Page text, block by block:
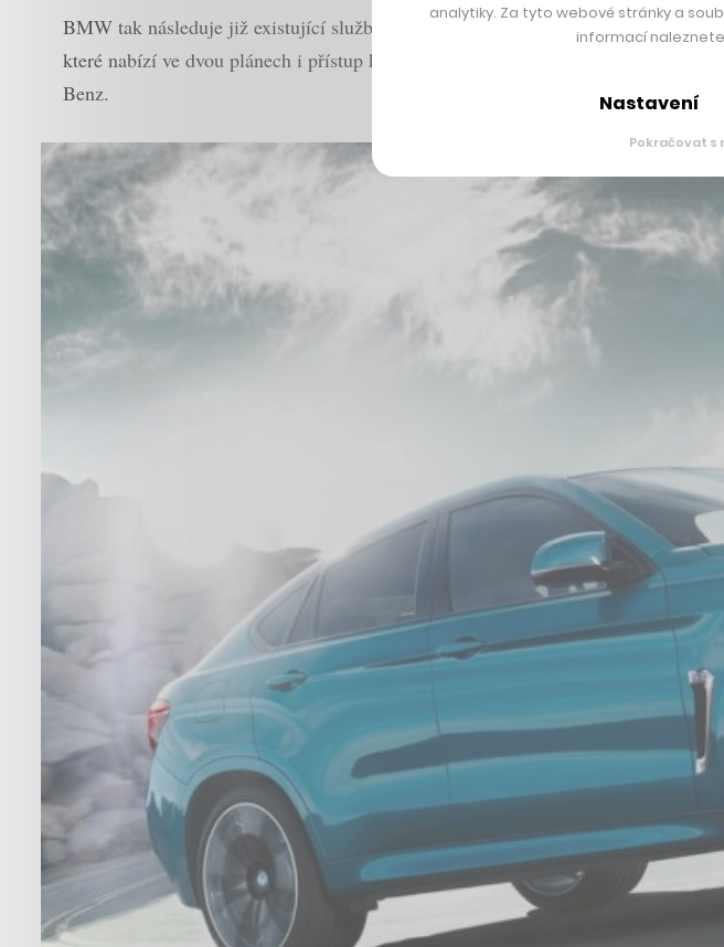
BMW tak následuje již existující služby podobného rázu automobilek Volvo,
které nabízí ve dvou plánech i přístup k luxusním modelům Panamera, Macan
Benz.
analytiky. Za tyto webové stránky a
informací
Nastavení
Pokračovat s